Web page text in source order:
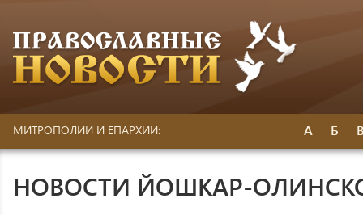
МИТРОПОЛИИ И ЕПАРХИИ: А Б
НОВОСТИ ЙОШКАР-